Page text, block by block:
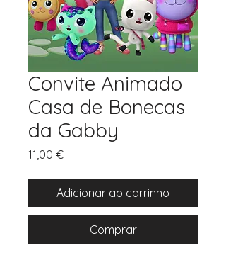
Convite Animado
Casa de Bonecas
da Gabby
11,00 €Preço
Adicionar ao carrinho
Comprar